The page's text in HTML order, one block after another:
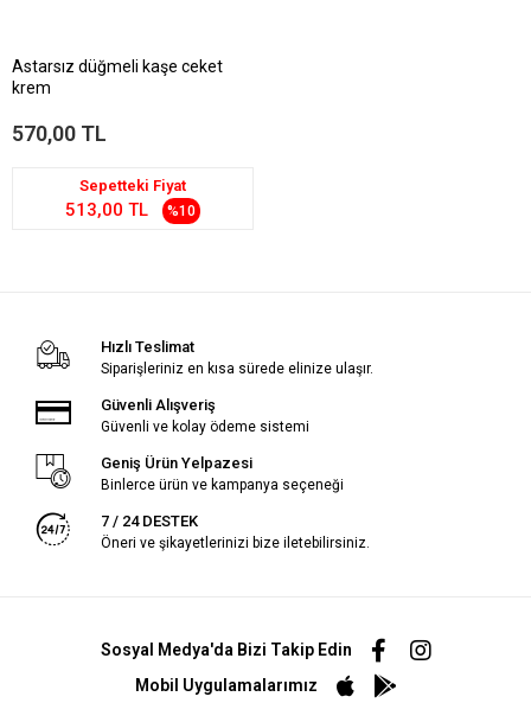
Astarsız düğmeli kaşe ceket
krem
570,00 TL
Sepetteki Fiyat
513,00 TL %10
Hızlı Teslimat
Siparişleriniz en kısa sürede elinize ulaşır.
Güvenli Alışveriş
Güvenli ve kolay ödeme sistemi
Geniş Ürün Yelpazesi
Binlerce ürün ve kampanya seçeneği
7 / 24 DESTEK
Öneri ve şikayetlerinizi bize iletebilirsiniz.
Sosyal Medya'da Bizi Takip Edin
Mobil Uygulamalarımız